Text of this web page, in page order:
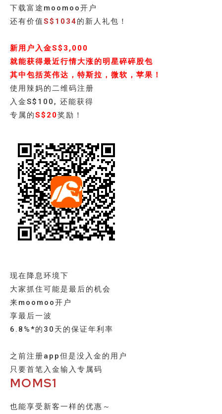
下载富途moomoo开户
还有价值S$1034的新人礼包！
新用户入金S$3,000
就能获得最近行情大涨的明星碎碎股包
其中包括英伟达，特斯拉，微软，苹果！
使用辣妈的二维码注册
入金S$100, 还能获得
专属的S$20奖励！
现在降息环境下
大家抓住可能是最后的机会
来moomoo开户
享最后一波
6.8%*的30天的保证年利率
之前注册app但是没入金的用户
只要首笔入金输入专属码
MOMS1
也能享受新客一样的优惠～